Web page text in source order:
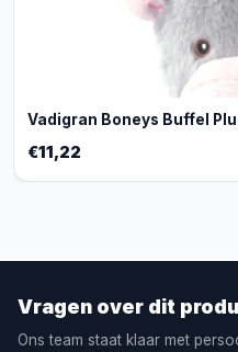
Vadigran Boneys Buffel
€11,22
Vragen over dit
Ons team staat klaar met